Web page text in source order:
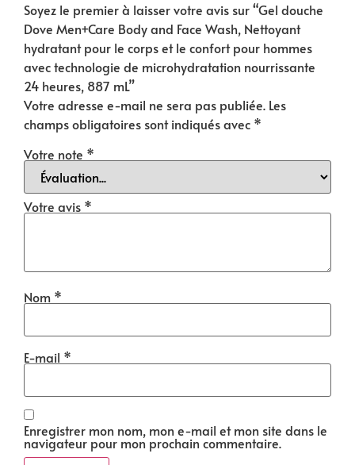
Soyez le premier à laisser votre avis sur “Gel douche
Dove Men+Care Body and Face Wash, Nettoyant
hydratant pour le corps et le confort pour hommes
avec technologie de microhydratation nourrissante
24 heures, 887 mL”
Votre adresse e-mail ne sera pas publiée. Les
champs obligatoires sont indiqués avec *
Votre note *
Votre avis *
Nom *
E-mail *
Enregistrer mon nom, mon e-mail et mon site dans le
navigateur pour mon prochain commentaire.